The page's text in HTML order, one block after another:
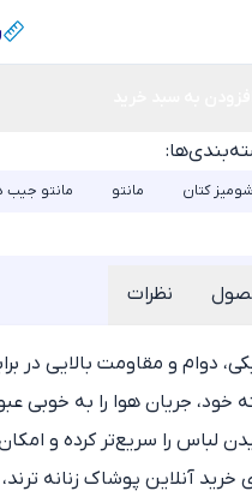
شومیز کتان مانتو مانتو جیب
نظرات
و مقاومت بالایی در
خود، جریان هوا را به خوبی
لباس را سریع‌تر کرده و
خرید آنلاین پوشاک زنانه ترند